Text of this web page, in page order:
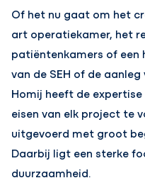
Of het nu gaat om het
art operatiekamer, het
patiëntenkamers of een
van de SEH of de
Homij heeft de
eisen van elk project te
uitgevoerd met groot
Daarbij ligt een sterke
duurzaamheid.